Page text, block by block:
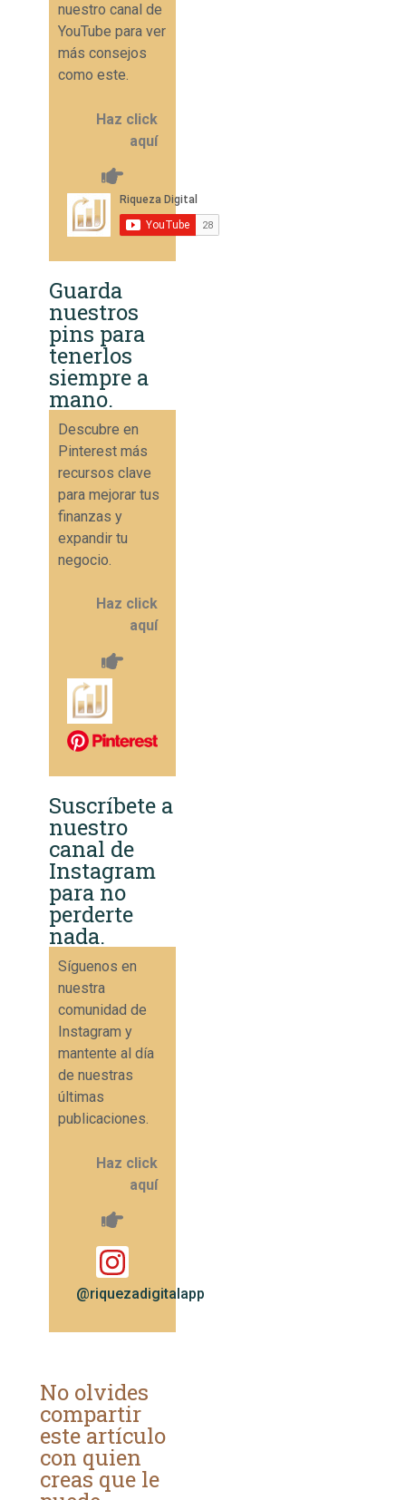
nuestro canal de
YouTube para ver
más consejos
como este.
Haz click
aquí
Guarda
nuestros
pins para
tenerlos
siempre a
mano.
Descubre en
Pinterest más
recursos clave
para mejorar tus
finanzas y
expandir tu
negocio.
Haz click
aquí
Suscríbete a
nuestro
canal de
Instagram
para no
perderte
nada.
Síguenos en
nuestra
comunidad de
Instagram y
mantente al día
de nuestras
últimas
publicaciones.
Haz click
aquí
@riquezadigitalapp
No olvides
compartir
este artículo
con quien
creas que le